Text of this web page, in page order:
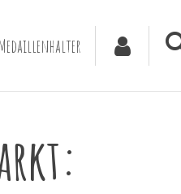
Medaillenhalter